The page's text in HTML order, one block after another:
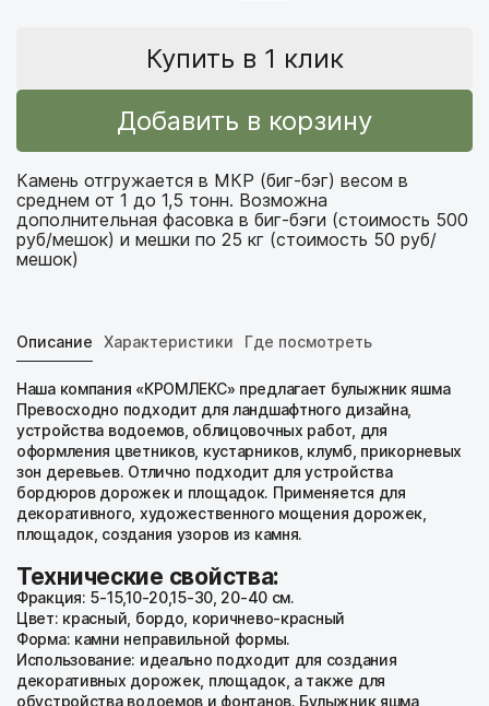
Булыжник
Эрклез
Камень для габионов
Защитные покрытия
Затирка
Цветные кладочные смеси
Материалы для мощения
Заборные блоки
Кора
Бордюры металл/пластик
Геотекстиль
Выбрать камень
Купить в 1 клик
Добавить в корзину
Камень отгружается в МКР (биг-бэг) весом в
среднем от 1 до 1,5 тонн. Возможна
дополнительная фасовка в биг-бэги (стоимость 500
руб/мешок) и мешки по 25 кг (стоимость 50 руб/
мешок)
Описание Характеристики Где посмотреть
Наша компания «КРОМЛЕКС» предлагает булыжник яшма
Превосходно подходит для ландшафтного дизайна,
устройства водоемов, облицовочных работ, для
оформления цветников, кустарников, клумб, прикорневых
зон деревьев. Отлично подходит для устройства
бордюров дорожек и площадок. Применяется для
декоративного, художественного мощения дорожек,
площадок, создания узоров из камня.
Технические свойства:
Фракция: 5-15,10-20,15-30, 20-40 см.
Цвет: красный, бордо, коричнево-красный
Форма: камни неправильной формы.
Использование: идеально подходит для создания
декоративных дорожек, площадок, а также для
обустройства водоемов и фонтанов. Булыжник яшма